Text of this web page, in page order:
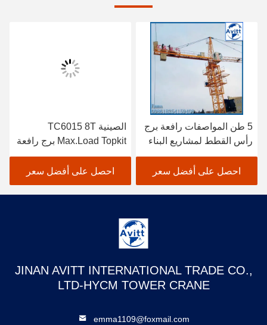
5 طن المواصفات رافعة برج
رأس القطط لمشاريع البناء
المدني
احصل على أفضل سعر
الصينية TC6015 8T
Max.Load Topkit برج رافعة
مصنع السعر للبيع
احصل على أفضل سعر
JINAN AVITT INTERNATIONAL TRADE CO.,
LTD-HYCM TOWER CRANE
emma1109@foxmail.com